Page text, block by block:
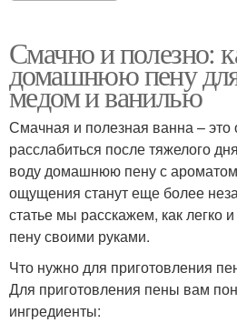
Смачно и полезно:
домашнюю пену
медом и ванилью
Смачная и полезная ванна – это
расслабиться после тяжелого
воду домашнюю пену с
ощущения станут еще более
статье мы расскажем, как легко
пену своими руками.
Что нужно для приготовления
Для приготовления пены вам
ингредиенты: